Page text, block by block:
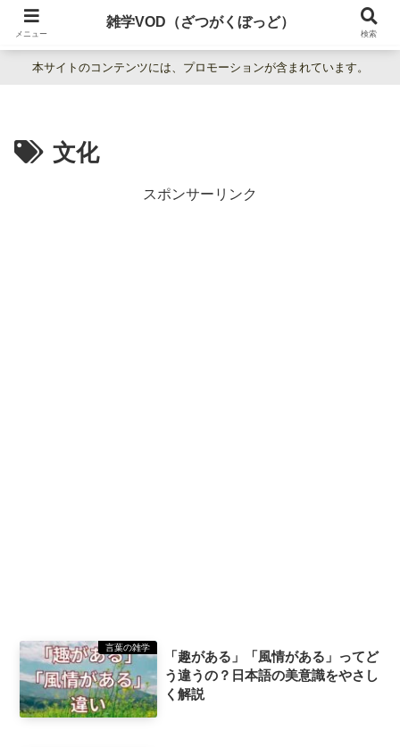
暮らしの疑問をわかりやすく解説。日常の「なぜ？」を楽しく学べる雑学百科
本サイトのコンテンツには、プロモーションが含まれています。
文化
スポンサーリンク
言葉の雑学
「趣がある」「風情がある」ってど
う違うの？日本語の美意識をやさし
く解説
メニュー
雑学VOD（ざつがくぼっど）
検索